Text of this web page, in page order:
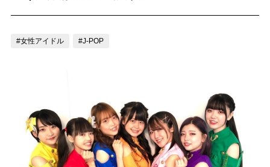
ログイン
#女性アイドル #J-POP